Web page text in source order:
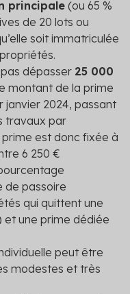
principale (ou 65 %
de 20 lots ou
soit immatriculée
dépasser 25 000
montant de la prime
janvier 2024, passant
travaux par
est donc fixée à
6 250 €
de passoire
qui quittent une
et une prime dédiée
peut être
modestes et très